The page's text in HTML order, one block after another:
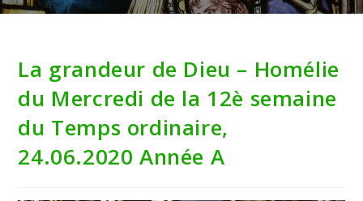
La grandeur de Dieu – Homélie
du Mercredi de la 12è semaine
du Temps ordinaire,
24.06.2020 Année A